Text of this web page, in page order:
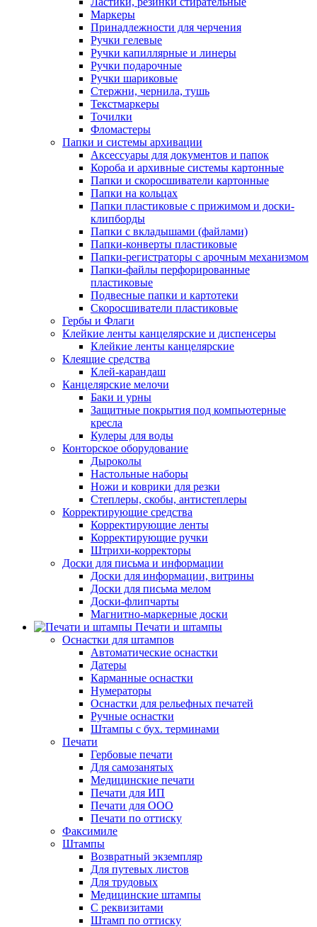
Маркеры
Принадлежности для черчения
Ручки гелевые
Ручки капиллярные и линеры
Ручки подарочные
Ручки шариковые
Стержни, чернила, тушь
Текстмаркеры
Точилки
Фломастеры
Папки и системы архивации
Аксессуары для документов и папок
Короба и архивные системы картонные
Папки и скоросшиватели картонные
Папки на кольцах
Папки пластиковые с прижимом и доски-
клипборды
Папки с вкладышами (файлами)
Папки-конверты пластиковые
Папки-регистраторы с арочным механизмом
Папки-файлы перфорированные
пластиковые
Подвесные папки и картотеки
Скоросшиватели пластиковые
Гербы и Флаги
Клейкие ленты канцелярские и диспенсеры
Клейкие ленты канцелярские
Клеящие средства
Клей-карандаш
Канцелярские мелочи
Баки и урны
Защитные покрытия под компьютерные
кресла
Кулеры для воды
Конторское оборудование
Дыроколы
Настольные наборы
Ножи и коврики для резки
Степлеры, скобы, антистеплеры
Корректирующие средства
Корректирующие ленты
Корректирующие ручки
Штрихи-корректоры
Доски для письма и информации
Доски для информации, витрины
Доски для письма мелом
Доски-флипчарты
Магнитно-маркерные доски
Печати и штампы
Оснастки для штампов
Автоматические оснастки
Датеры
Карманные оснастки
Нумераторы
Оснастки для рельефных печатей
Ручные оснастки
Штампы с бух. терминами
Печати
Гербовые печати
Для самозанятых
Медицинские печати
Печати для ИП
Печати для ООО
Печати по оттиску
Факсимиле
Штампы
Возвратный экземпляр
Для путевых листов
Для трудовых
Медицинские штампы
С реквизитами
Штамп по оттиску